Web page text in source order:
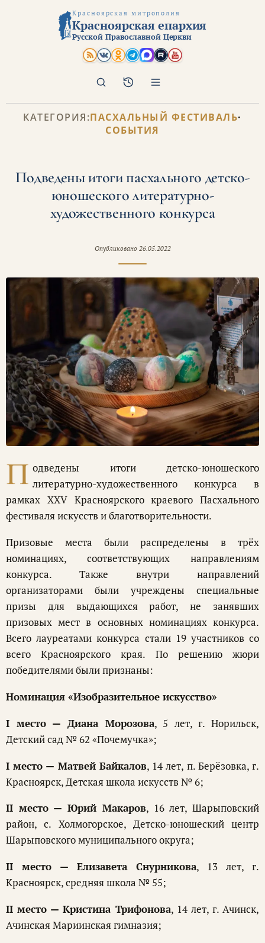
Красноярская митрополия
Красноярская епархия
Русской Православной Церкви
Архив
Поиск
КАТЕГОРИЯ:ПАСХАЛЬНЫЙ ФЕСТИВАЛЬ·
СОБЫТИЯ
Подведены итоги пасхального детско-
юношеского литературно-
художественного конкурса
Опубликовано 26.05.2022
П одведены итоги детско-юношеского
литературно-художественного конкурса в
рамках XXV Красноярского краевого Пасхального
фестиваля искусств и благотворительности.
Призовые места были распределены в трёх
номинациях, соответствующих направлениям
конкурса. Также внутри направлений
организаторами были учреждены специальные
призы для выдающихся работ, не занявших
призовых мест в основных номинациях конкурса.
Всего лауреатами конкурса стали 19 участников со
всего Красноярского края. По решению жюри
победителями были признаны:
Номинация «Изобразительное искусство»
I место — Диана Морозова, 5 лет, г. Норильск,
Детский сад № 62 «Почемучка»;
I место — Матвей Байкалов, 14 лет, п. Берёзовка, г.
Красноярск, Детская школа искусств № 6;
II место — Юрий Макаров, 16 лет, Шарыповский
район, с. Холмогорское, Детско-юношеский центр
Шарыповского муниципального округа;
II место — Елизавета Снурникова, 13 лет, г.
Красноярск, средняя школа № 55;
II место — Кристина Трифонова, 14 лет, г. Ачинск,
Ачинская Мариинская гимназия;